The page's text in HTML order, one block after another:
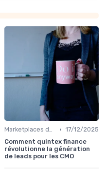
Marketplaces de leadgen • 17/12/2025
Comment quintex finance
révolutionne la génération
de leads pour les CMO